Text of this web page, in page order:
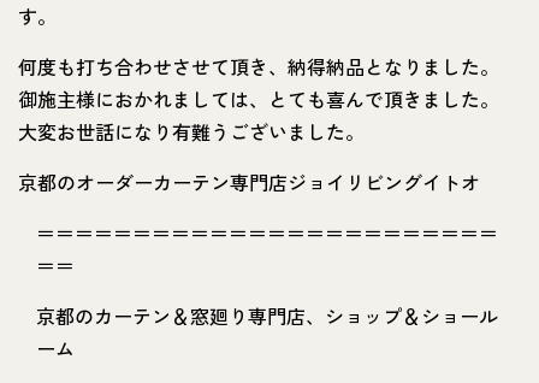
す。
何度も打ち合わせさせて頂き、納得納品となりました。
御施主様におかれましては、とても喜んで頂きました。
大変お世話になり有難うございました。
京都のオーダーカーテン専門店ジョイリビングイトオ
＝＝＝＝＝＝＝＝＝＝＝＝＝＝＝＝＝＝＝＝＝＝＝＝
＝＝
京都のカーテン＆窓廻り専門店、ショップ＆ショール
ーム